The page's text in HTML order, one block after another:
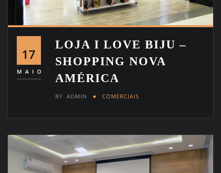
17
MAIO
LOJA I LOVE BIJU –
SHOPPING NOVA
AMÉRICA
BY ADMIN COMERCIAIS